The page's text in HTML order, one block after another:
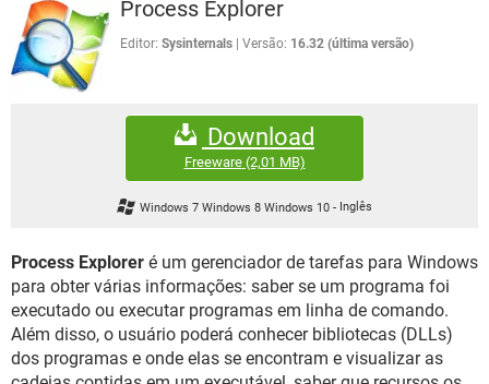
OUTLOOK EXCEL
INSTAGRAM GMAIL
GUIA DE COMPRAS
CELULAR
OUTLOOK
JOGOS WHATSAPP
CELULAR
EXCEL
GMAIL
FÓRUM
FACEBOOK
EXCEL
GMAIL
WHATSAPP
INSTAGRAM GMAIL
GUIA DE COMPRAS
Process Explorer
Editor: Sysinternals Versão: 16.32 (última versão)
Download
Freeware(2,01 MB)
Windows 7 Windows 8 Windows 10 - Inglês
Process Explorer é um gerenciador de tarefas para Windows
para obter várias informações: saber se um programa foi
executado ou executar programas em linha de comando.
Além disso, o usuário poderá conhecer bibliotecas (DLLs)
dos programas e onde elas se encontram e visualizar as